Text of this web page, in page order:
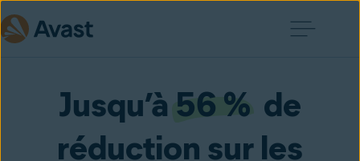
Jusqu’à 56 % de
réduction sur les